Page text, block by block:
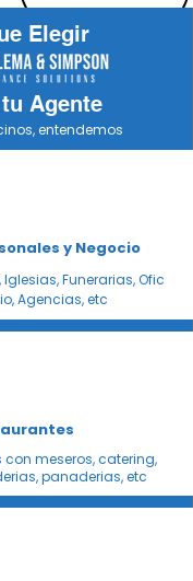
Elegir
Agente
entendemos
y Negocio
Funerarias, Ofic
Agencias, etc
con meseros, catering,
panaderias, etc